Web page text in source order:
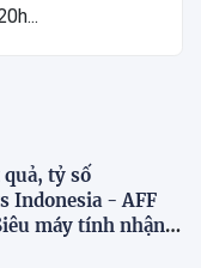
quả, tỷ số
Indonesia - AFF
máy tính nhận
hôm nay 7/8